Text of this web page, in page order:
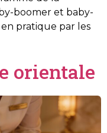
boomer et baby-
pratique par les
orientale